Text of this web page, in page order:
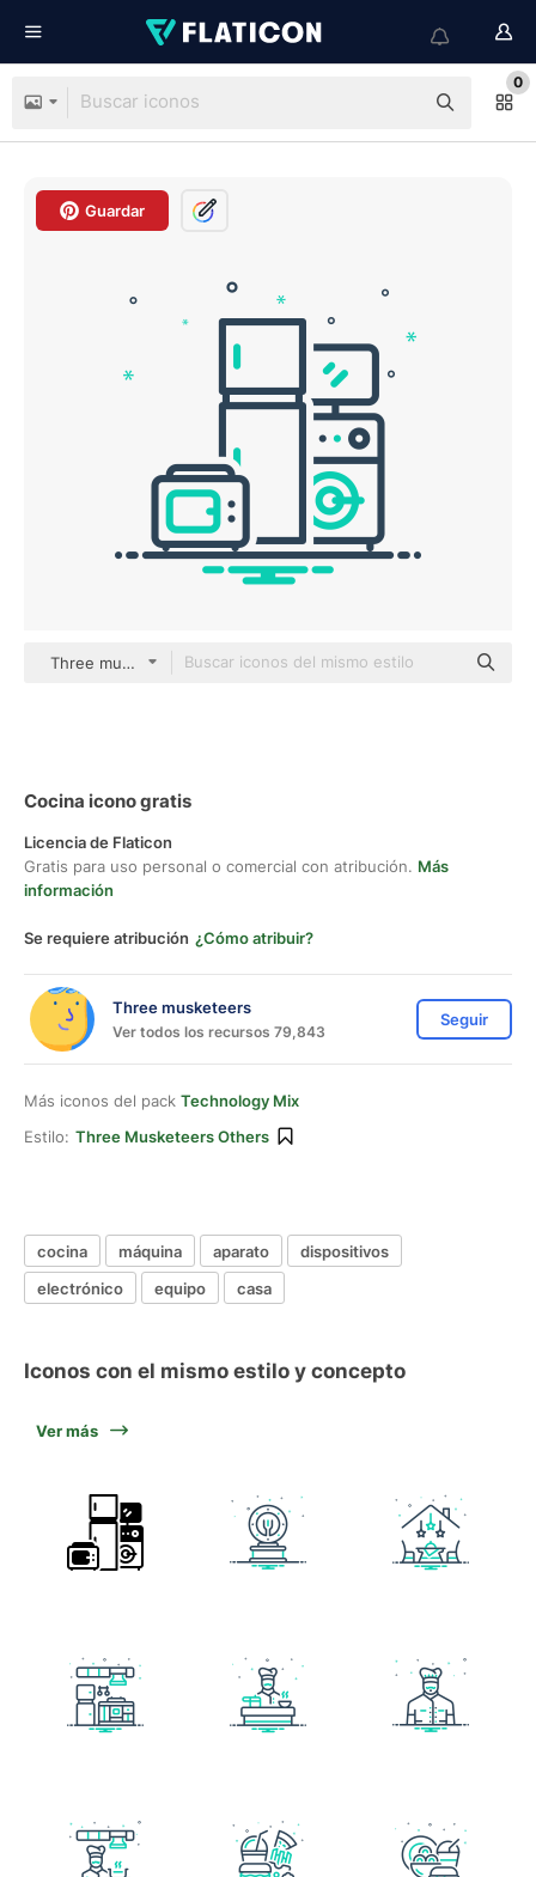
0
Guardar
Three musketeers Others
Cocina icono gratis
Licencia de Flaticon
Gratis para uso personal o comercial con atribución. Más
información
Se requiere atribución ¿Cómo atribuir?
Three musketeers
Ver todos los recursos 79,843
Seguir
Más iconos del pack Technology Mix
Estilo: Three Musketeers Others
cocina máquina aparato
dispositivos
electrónico
equipo casa
Iconos con el mismo estilo y concepto
Ver más